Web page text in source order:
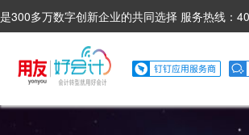
是300多万数字创新企业的共同选择 服务热线：